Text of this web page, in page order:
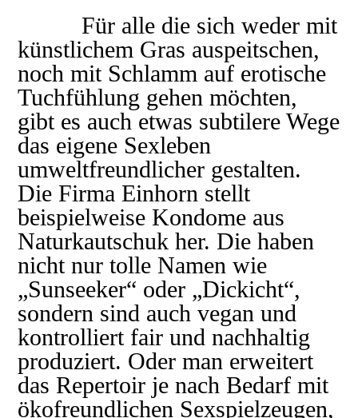
Für alle die sich weder mit
künstlichem Gras auspeitschen,
noch mit Schlamm auf erotische
Tuchfühlung gehen möchten,
gibt es auch etwas subtilere Wege
das eigene Sexleben
umweltfreundlicher gestalten.
Die Firma Einhorn stellt
beispielweise Kondome aus
Naturkautschuk her. Die haben
nicht nur tolle Namen wie
„Sunseeker“ oder „Dickicht“,
sondern sind auch vegan und
kontrolliert fair und nachhaltig
produziert. Oder man erweitert
das Repertoir je nach Bedarf mit
ökofreundlichen Sexspielzeugen,